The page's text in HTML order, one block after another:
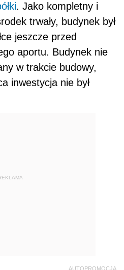
. Jako kompletny i
trwały, budynek był
jeszcze przed
aportu. Budynek nie
w trakcie budowy,
inwestycja nie był
AUTOPROMOCJA